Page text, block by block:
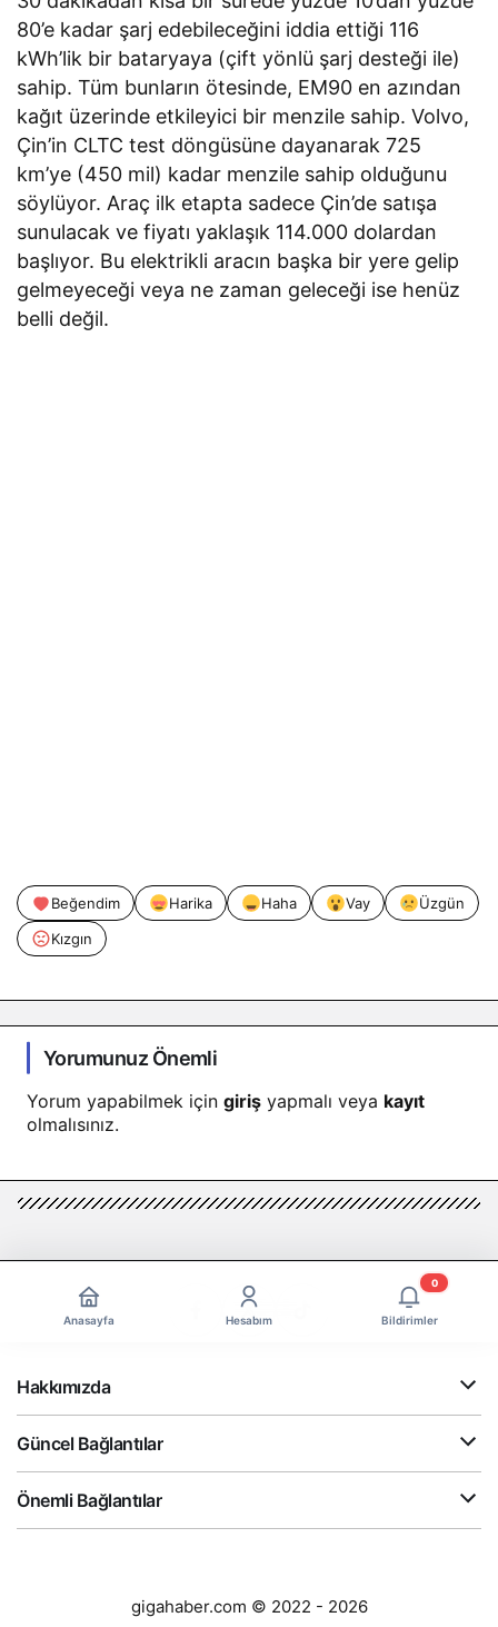
80’e kadar şarj edebileceğini iddia ettiği 116
kWh’lik bir bataryaya (çift yönlü şarj desteği ile)
sahip. Tüm bunların ötesinde, EM90 en azından
kağıt üzerinde etkileyici bir menzile sahip. Volvo,
Çin’in CLTC test döngüsüne dayanarak 725
km’ye (450 mil) kadar menzile sahip olduğunu
söylüyor. Araç ilk etapta sadece Çin’de satışa
sunulacak ve fiyatı yaklaşık 114.000 dolardan
başlıyor. Bu elektrikli aracın başka bir yere gelip
gelmeyeceği veya ne zaman geleceği ise henüz
belli değil.
Beğendim Harika Haha Vay
Üzgün
Kızgın
Yorumunuz Önemli
Yorum yapabilmek için giriş yapmalı veya kayıt
olmalısınız.
Anasayfa Hesabım Bildirimler
0
Hakkımızda
Güncel Bağlantılar
Önemli Bağlantılar
gigahaber.com © 2022 - 2026